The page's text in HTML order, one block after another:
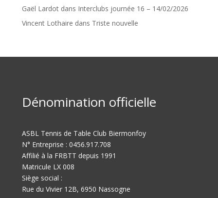
Gaël Lardotdans Interclubs journée 16 – 14/02/2026
Vincent Lothaire dans Triste nouvelle
Dénomination officielle
ASBL Tennis de Table Club Biermonfoy
N° Entreprise : 0456.917.708
Affilié à la FRBTT depuis 1991
Matricule LX 008
Siège social :
Rue du Vivier 12B, 6950 Nassogne